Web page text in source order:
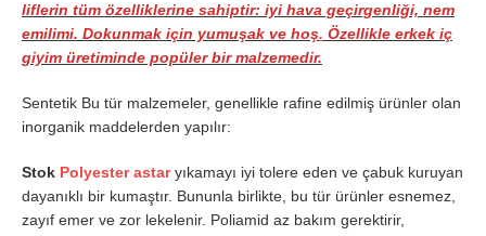
liflerin tüm özelliklerine sahiptir: iyi hava geçirgenliği, nem
emilimi. Dokunmak için yumuşak ve hoş. Özellikle erkek iç
giyim üretiminde popüler bir malzemedir.
Sentetik Bu tür malzemeler, genellikle rafine edilmiş ürünler olan
inorganik maddelerden yapılır:
Stok Polyester astaryıkamayı iyi tolere eden ve çabuk kuruyan
dayanıklı bir kumaştır. Bununla birlikte, bu tür ürünler esnemez,
zayıf emer ve zor lekelenir. Poliamid az bakım gerektirir,